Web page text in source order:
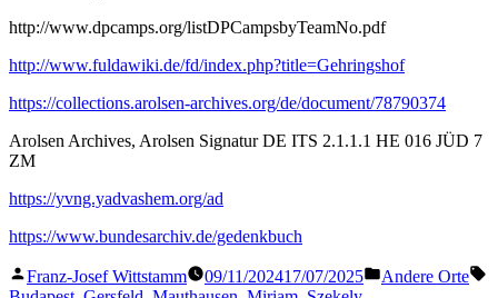
http://www.dpcamps.org/listDPCampsbyTeamNo.pdf
http://www.fuldawiki.de/fd/index.php?title=Gehringshof
https://collections.arolsen-archives.org/de/document/78790374
Arolsen Archives, Arolsen Signatur DE ITS 2.1.1.1 HE 016 JÜD 7
ZM
https://yvng.yadvashem.org/ad
https://www.bundesarchiv.de/gedenkbuch
Veröffentlicht
von
Franz-Josef Wittstamm 09/11/202417/07/2025
Veröffentlicht
Andere Orte